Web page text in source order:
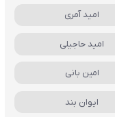
امید آمری
امید حاجیلی
امین بانی
ایوان بند